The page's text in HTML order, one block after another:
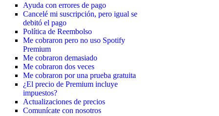
Ayuda con errores de pago
Cancelé mi suscripción, pero igual se
debitó el pago
Política de Reembolso
Me cobraron pero no uso Spotify
Premium
Me cobraron demasiado
Me cobraron dos veces
Me cobraron por una prueba gratuita
¿El precio de Premium incluye
impuestos?
Actualizaciones de precios
Comunícate con nosotros